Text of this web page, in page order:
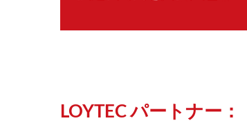
LOYTEC パートナー：